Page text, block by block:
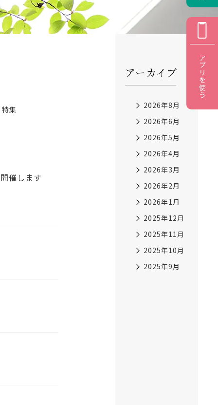
特集
催します
アーカイブ
2026年8月
2026年6月
2026年5月
2026年4月
2026年3月
2026年2月
2026年1月
2025年12月
2025年11月
2025年10月
2025年9月
アプリを使う